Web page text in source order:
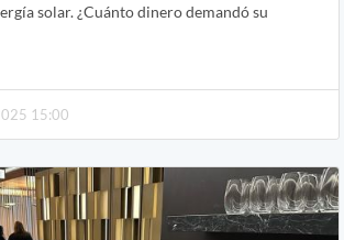
solar. ¿Cuánto dinero demandó su
15:00